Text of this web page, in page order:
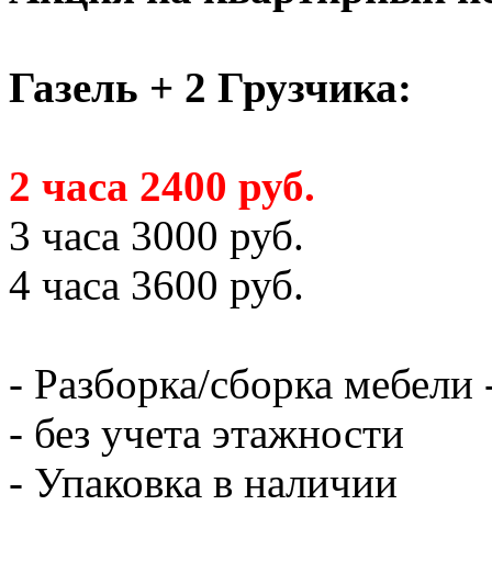
Газель + 2 Грузчика:
2 часа 2400 руб.
3 часа 3000 руб.
4 часа 3600 руб.
- Разборка/сборка мебели
- без учета этажности
- Упаковка в наличии